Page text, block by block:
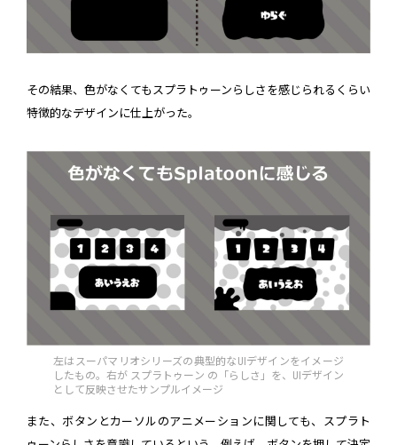
その結果、色がなくてもスプラトゥーンらしさを感じられるくらい
特徴的なデザインに仕上がった。
左はスーパマリオシリーズの典型的なUIデザインをイメージ
したもの。右が スプラトゥーン の「らしさ」を、UIデザイン
として反映させたサンプルイメージ
また、ボタンとカーソルのアニメーションに関しても、スプラト